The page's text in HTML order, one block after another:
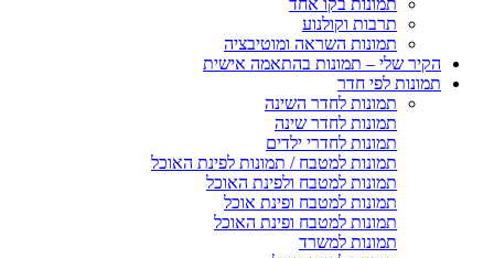
תרבות וקולנוע
תמונות השראה ומוטיבציה
הקיר שלי – תמונות בהתאמה אישית
תמונות לפי חדר
תמונות לחדר השינה
תמונות לחדר שינה
תמונות לחדרי ילדים
תמונות למטבח / תמונות לפינת האוכל
תמונות למטבח ולפינת האוכל
תמונות למטבח ופינת אוכל
תמונות למטבח ופינת האוכל
תמונות למשרד